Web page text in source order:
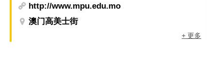
http://www.mpu.edu.mo
澳门高美士街
+ 更多